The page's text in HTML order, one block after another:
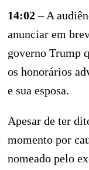
14:02– A
anunciar em
governo Trump
os honorários
e sua esposa.
Apesar de ter
momento por
nomeado pelo